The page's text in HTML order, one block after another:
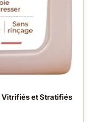
et Stratifiés